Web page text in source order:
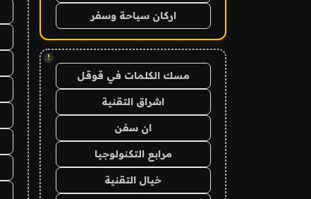
اركان سياحة وسفر
!
مسك الكلمات في قوقل
اشراق التقنية
ان سفن
مرابع التكنولوجيا
خيال التقنية